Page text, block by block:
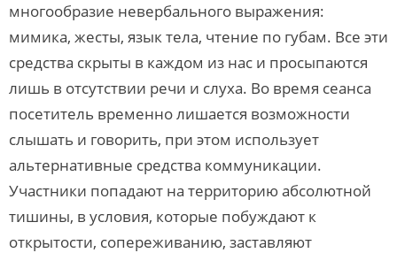
многообразие невербального выражения:
мимика, жесты, язык тела, чтение по губам. Все эти
средства скрыты в каждом из нас и просыпаются
лишь в отсутствии речи и слуха. Во время сеанса
посетитель временно лишается возможности
слышать и говорить, при этом использует
альтернативные средства коммуникации.
Участники попадают на территорию абсолютной
тишины, в условия, которые побуждают к
открытости, сопереживанию, заставляют